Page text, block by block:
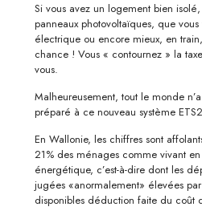
Si vous avez un logement bien
panneaux photovoltaïques, que
électrique ou encore mieux, en
chance ! Vous « contournez » la
vous.
Malheureusement, tout le monde
préparé à ce nouveau système
En Wallonie, les chiffres sont
21% des ménages comme vivant
énergétique, c’est-à-dire dont les
jugées «anormalement» élevées
disponibles déduction faite du coût